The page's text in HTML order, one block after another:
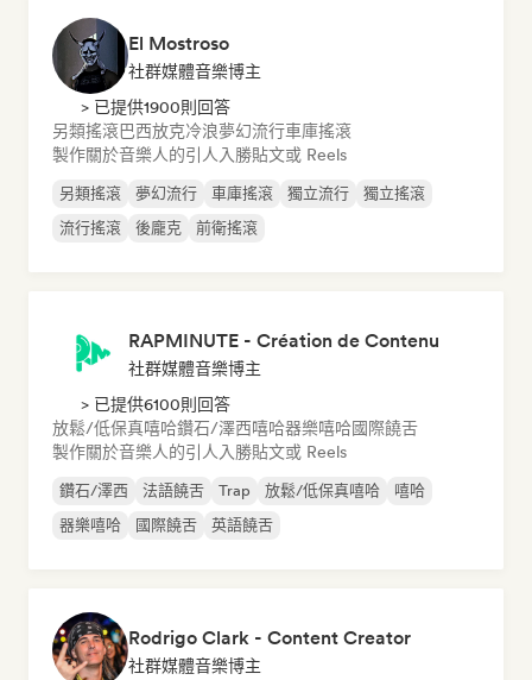
El Mostroso
社群媒體音樂博主
> 已提供1900則回答
另類搖滾巴西放克冷浪夢幻流行車庫搖滾
製作關於音樂人的引人入勝貼文或 Reels
另類搖滾 夢幻流行 車庫搖滾 獨立流行
獨立搖滾
流行搖滾
後龐克 前衛搖滾
RAPMINUTE - Création de Contenu
社群媒體音樂博主
> 已提供6100則回答
放鬆/低保真嘻哈鑽石/澤西嘻哈器樂嘻哈國際饒舌
製作關於音樂人的引人入勝貼文或 Reels
鑽石/澤西 法語饒舌 Trap 放鬆/低保真嘻哈
嘻哈
器樂嘻哈
國際饒舌 英語饒舌
Rodrigo Clark - Content Creator
社群媒體音樂博主